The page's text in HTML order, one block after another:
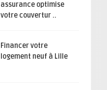
assurance optimise
votre couvertur ..
Financer votre
logement neuf à Lille